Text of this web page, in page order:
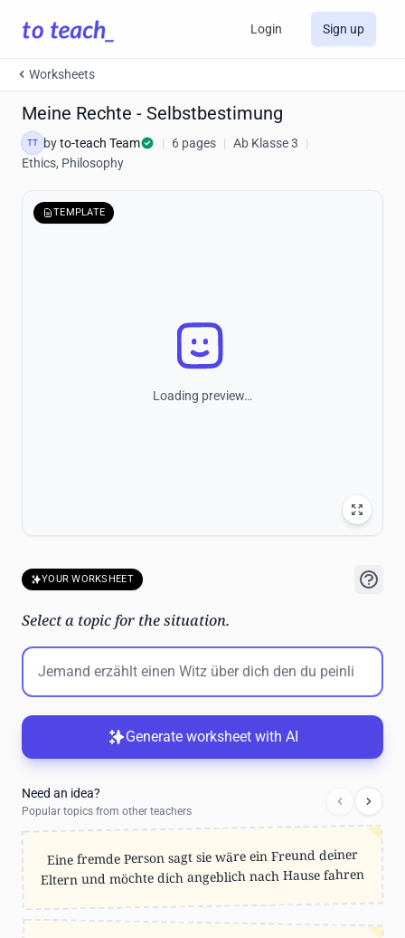
Login Sign up
Worksheets
Meine Rechte - Selbstbestimung
TT byto-teach Team | 6 pages | Ab Klasse 3
|
Ethics, Philosophy
TEMPLATE
Loading preview…
YOUR WORKSHEET
Select a topic for the situation.
Generate worksheet with AI
Need an idea?
Popular topics from other teachers
Eine fremde Person sagt sie wäre ein Freund deiner
Eltern und möchte dich angeblich nach Hause fahren